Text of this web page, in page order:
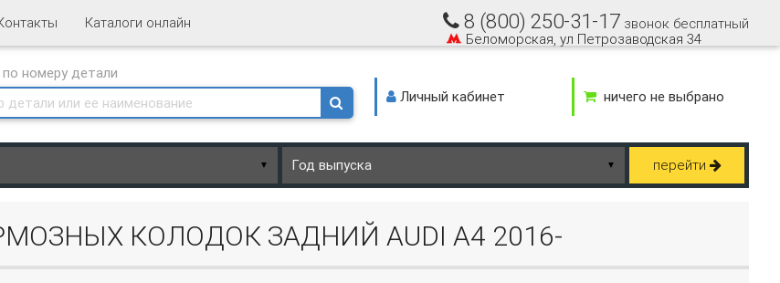
Каталоги онлайн 8 (800) 250-31-17 звонок бесплатный
Беломорская, ул Петрозаводская 34
по номеру детали
Личный кабинет
ничего не выбрано
▼ ▼ перейти
КОЛОДОК ЗАДНИЙ AUDI A4 2016-